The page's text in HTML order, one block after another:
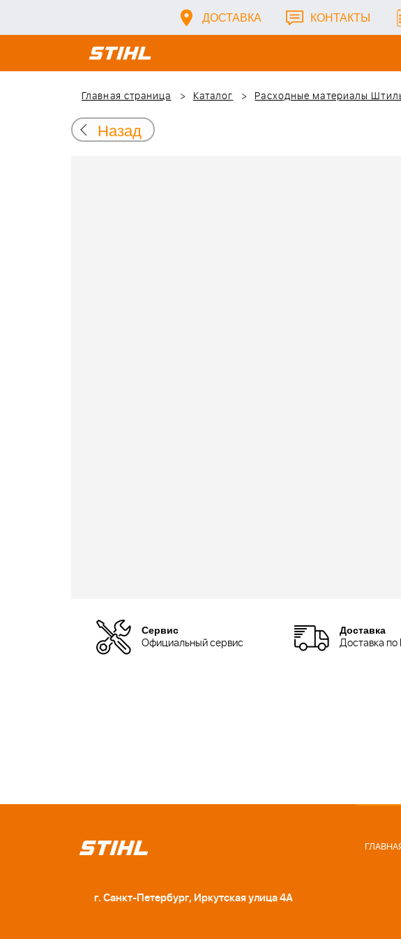
ДОСТАВКА КОНТАКТЫ
Главная страница
Каталог Расходные материалы
Назад
Сервис
Официальный сервис
Доставка
Доставка
г. Санкт-Петербург, Иркутская улица 4А